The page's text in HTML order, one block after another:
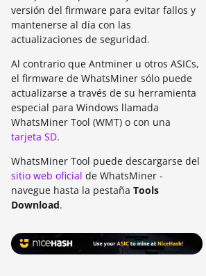
versión del firmware para evitar fallos y
mantenerse al día con las
actualizaciones de seguridad.
Al contrario que Antminer u otros ASICs,
el firmware de WhatsMiner sólo puede
actualizarse a través de su herramienta
especial para Windows llamada
WhatsMiner Tool (WMT) o con una
tarjeta SD.
WhatsMiner Tool puede descargarse del
sitio web oficial de WhatsMiner -
navegue hasta la pestaña Tools
Download.